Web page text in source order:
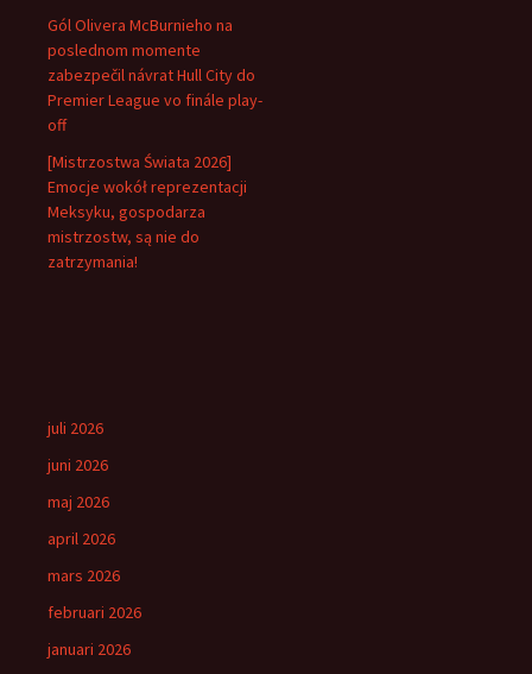
Gól Olivera McBurnieho na
poslednom momente
zabezpečil návrat Hull City do
Premier League vo finále play-
off
[Mistrzostwa Świata 2026]
Emocje wokół reprezentacji
Meksyku, gospodarza
mistrzostw, są nie do
zatrzymania!
juli 2026
juni 2026
maj 2026
april 2026
mars 2026
februari 2026
januari 2026